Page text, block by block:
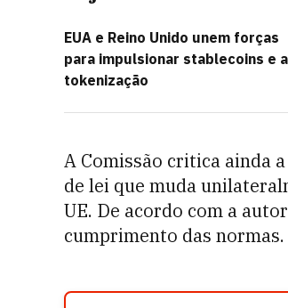
EUA e Reino Unido unem forças
para impulsionar stablecoins e a
tokenização
A Comissão critica ainda
de lei que muda
UE. De acordo com a
cumprimento das normas.